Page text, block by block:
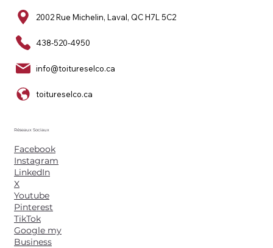
2002 Rue Michelin, Laval, QC H7L 5C2
438-520-4950
info@toitureselco.ca
toitureselco.ca
Réseaux Sociaux
Facebook
Instagram
LinkedIn
X
Youtube
Pinterest
TikTok
Google my
Business